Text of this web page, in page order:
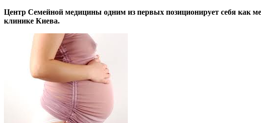
Центр Семейной медицины одним из первых позиционирует себя как
клинике Киева.